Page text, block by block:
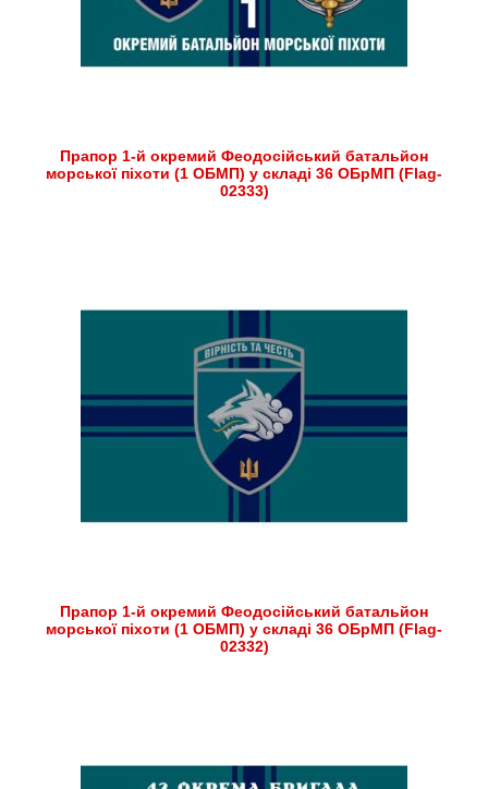
Прапор 1-й окремий Феодосійський батальйон
морської піхоти (1 ОБМП) у складі 36 ОБрМП (Flag-
02333)
Прапор 1-й окремий Феодосійський батальйон
морської піхоти (1 ОБМП) у складі 36 ОБрМП (Flag-
02332)